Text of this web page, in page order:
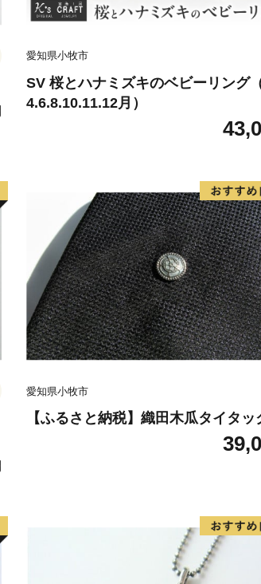
この恵まれた
特に文旦・小
全国有数の産
〇歴史と文化
小松製作所の
明治以降の日
生産者が思い
一人でも多く
皆さま、応援
愛知県小牧市
SV 桜とハナミズキのベビーリング
4.6.8.10.11.12月）
愛知県小牧市
【ふるさと納税】織田木瓜タイタッ